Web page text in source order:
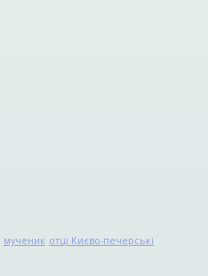
мученик отці Києво-печерські